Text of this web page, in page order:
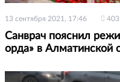
13 сентября 2021, 17:46
Санврач пояснил
орда» в Алматинской